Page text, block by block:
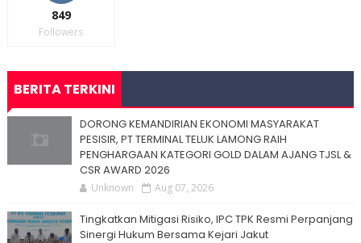
849
Followers
BERITA TERKINI
DORONG KEMANDIRIAN EKONOMI MASYARAKAT
PESISIR, PT TERMINAL TELUK LAMONG RAIH
PENGHARGAAN KATEGORI GOLD DALAM AJANG TJSL &
CSR AWARD 2026
Unknown Aug 07, 2026
Tingkatkan Mitigasi Risiko, IPC TPK Resmi Perpanjang
Sinergi Hukum Bersama Kejari Jakut